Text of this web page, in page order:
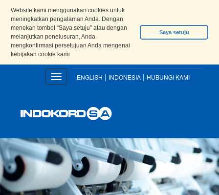
Website kami menggunakan cookies untuk
meningkatkan pengalaman Anda. Dengan
menekan tombol “Saya setuju” atau dengan
melanjutkan penelusuran, Anda
mengkonfirmasi persetujuan Anda mengenai
kebijakan cookie kami
Saya setuju
ENGLISH | INDONESIA | HUBUNGI KAMI
Toggle
navigation